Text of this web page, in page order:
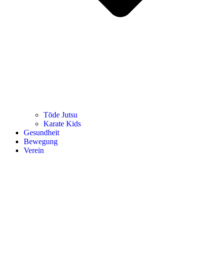
Tōde Jutsu
Kara­te Kids
Gesund­heit
Bewe­gung
Ver­ein